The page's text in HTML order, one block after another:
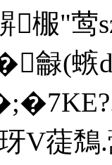
棴"莺
龣(螏
V蓗